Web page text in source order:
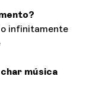
infinitamente
música